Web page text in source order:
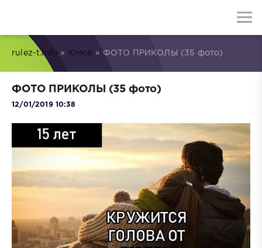
rulez-t.info » Юмор » ФОТО ПРИКОЛЫ (35 фото)
ФОТО ПРИКОЛЫ (35 фото)
12/01/2019 10:38